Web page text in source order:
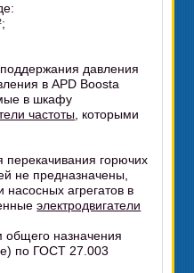
давления
в APD Boosta
в шкафу
частоты , которыми
горючих
не предназначены,
насосных агрегатов в
электродвигатели
общего назначения
по ГОСТ 27.003